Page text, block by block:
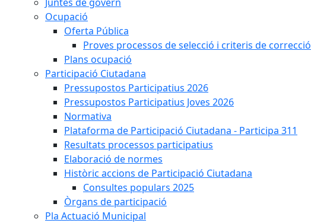
Ocupació
Oferta Pública
Proves processos de selecció i criteris de correcció
Plans ocupació
Participació Ciutadana
Pressupostos Participatius 2026
Pressupostos Participatius Joves 2026
Normativa
Plataforma de Participació Ciutadana - Participa 311
Resultats processos participatius
Elaboració de normes
Històric accions de Participació Ciutadana
Consultes populars 2025
Òrgans de participació
Pla Actuació Municipal